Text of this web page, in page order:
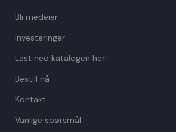
Bli medeier
Investeringer
Last ned katalogen her!
Bestill nå
Kontakt
Vanlige spørsmål